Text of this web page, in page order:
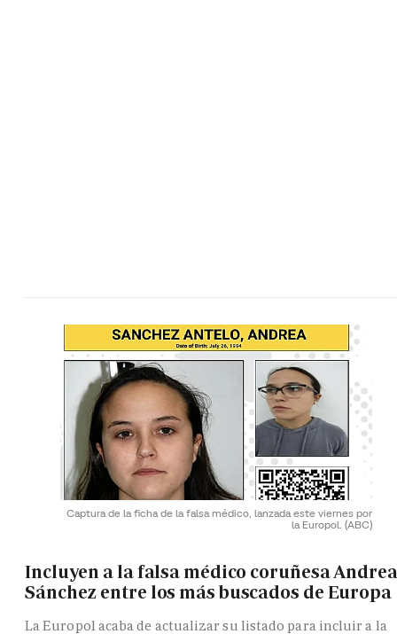
Captura de la ficha de la falsa médico, lanzada este viernes por
la Europol. (ABC)
Incluyen a la falsa médico coruñesa Andrea
Sánchez entre los más buscados de Europa
La Europol acaba de actualizar su listado para incluir a la